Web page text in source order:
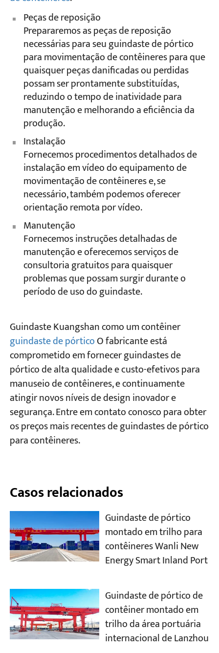
Peças de reposição
Prepararemos as peças de reposição
necessárias para seu guindaste de pórtico
para movimentação de contêineres para que
quaisquer peças danificadas ou perdidas
possam ser prontamente substituídas,
reduzindo o tempo de inatividade para
manutenção e melhorando a eficiência da
produção.
Instalação
Fornecemos procedimentos detalhados de
instalação em vídeo do equipamento de
movimentação de contêineres e, se
necessário, também podemos oferecer
orientação remota por vídeo.
Manutenção
Fornecemos instruções detalhadas de
manutenção e oferecemos serviços de
consultoria gratuitos para quaisquer
problemas que possam surgir durante o
período de uso do guindaste.
Guindaste Kuangshan como um contêiner
guindaste de pórticoO fabricante está
comprometido em fornecer guindastes de
pórtico de alta qualidade e custo-efetivos para
manuseio de contêineres, e continuamente
atingir novos níveis de design inovador e
segurança. Entre em contato conosco para obter
os preços mais recentes de guindastes de pórtico
para contêineres.
Casos relacionados
Guindaste de pórtico
montado em trilho para
contêineres Wanli New
Energy Smart Inland Port
Guindaste de pórtico de
contêiner montado em
trilho da área portuária
internacional de Lanzhou